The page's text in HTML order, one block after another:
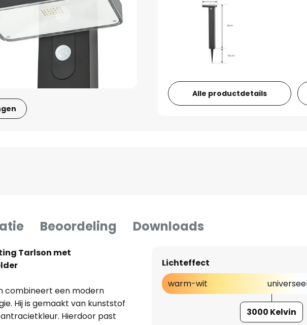
Alle productdetails
Beoordeling Downloads
Tarlson met
combineert een modern
Hij is gemaakt van kunststof
Hierdoor past
Lichteffect
warm-wit
3000 Kelvin